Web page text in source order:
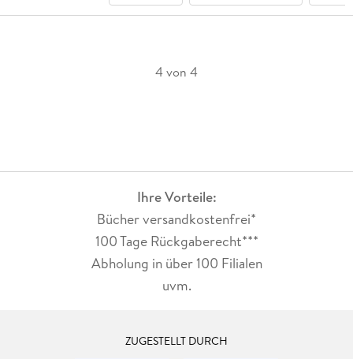
4 von 4
Ihre Vorteile:
Bücher versandkostenfrei*
100 Tage Rückgaberecht***
Abholung in über 100 Filialen
uvm.
ZUGESTELLT DURCH